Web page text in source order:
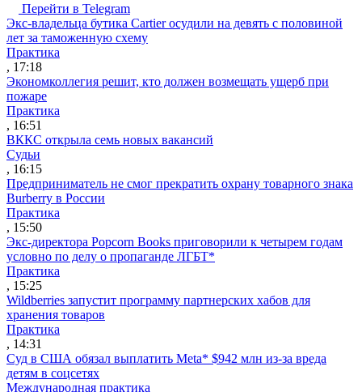
Перейти в Telegram
Экс-владельца бутика Cartier осудили на девять с половиной
лет за таможенную схему
Практика
, 17:18
Экономколлегия решит, кто должен возмещать ущерб при
пожаре
Практика
, 16:51
ВККС открыла семь новых вакансий
Судьи
, 16:15
Предприниматель не смог прекратить охрану товарного знака
Burberry в России
Практика
, 15:50
Экс-директора Popcorn Books приговорили к четырем годам
условно по делу о пропаганде ЛГБТ*
Практика
, 15:25
Wildberries запустит программу партнерских хабов для
хранения товаров
Практика
, 14:31
Суд в США обязал выплатить Meta* $942 млн из-за вреда
детям в соцсетях
Международная практика